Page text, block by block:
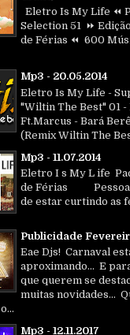
Eletro Is My Life ⏪
Selection 51 ⏩
de Férias ⏪ 600
Mp3 - 20.05.2014
Eletro Is My Life -
"Wiltin The Best" 01 -
Ft.Marcus - Bará
(Remix Wiltin The
Mp3 - 11.07.2014
Eletro I s My L ife
de Férias
de estar curtindo as
Publicidade
Eae Djs! Carnaval
aproximando... E
que querem se
muitas novidades...
Mp3 - 12.11.2017